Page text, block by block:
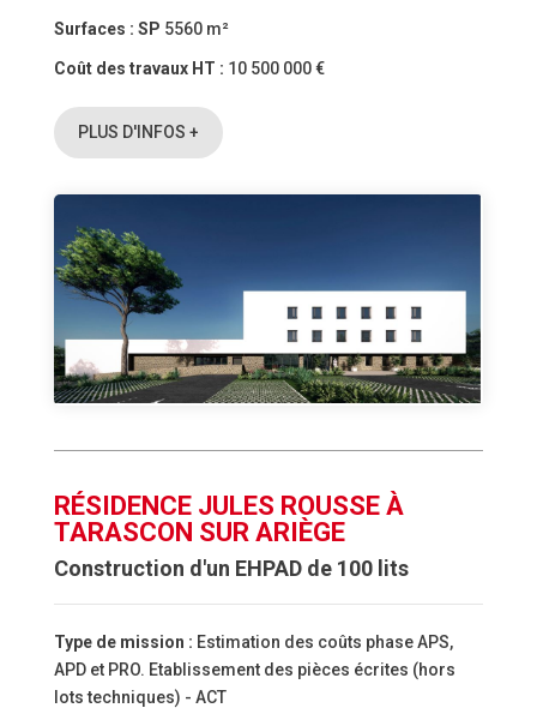
Surfaces : SP 5560 m²
Coût des travaux HT : 10 500 000 €
PLUS D'INFOS +
RÉSIDENCE JULES ROUSSE À
TARASCON SUR ARIÈGE
Construction d'un EHPAD de 100 lits
Type de mission : Estimation des coûts phase APS,
APD et PRO. Etablissement des pièces écrites (hors
lots techniques) - ACT